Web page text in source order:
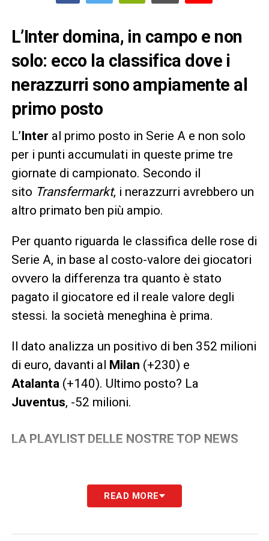
L’Inter domina, in campo e non
solo: ecco la classifica dove i
nerazzurri sono ampiamente al
primo posto
L’Inter al primo posto in Serie A e non solo
per i punti accumulati in queste prime tre
giornate di campionato. Secondo il
sito Transfermarkt, i nerazzurri avrebbero un
altro primato ben più ampio.
Per quanto riguarda le classifica delle rose di
Serie A, in base al costo-valore dei giocatori
ovvero la differenza tra quanto è stato
pagato il giocatore ed il reale valore degli
stessi. la società meneghina è prima.
Il dato analizza un positivo di ben 352 milioni
di euro, davanti al Milan (+230) e
Atalanta (+140). Ultimo posto? La
Juventus, -52 milioni.
LA PLAYLIST DELLE NOSTRE TOP NEWS
READ MORE